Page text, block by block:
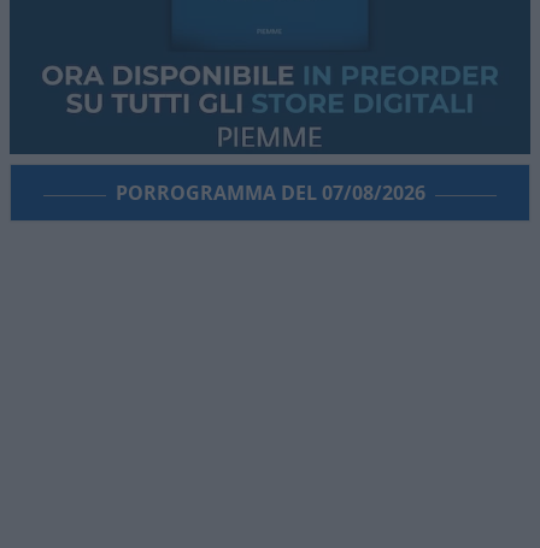
PORROGRAMMA DEL 07/08/2026